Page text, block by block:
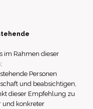
im Rahmen dieser
Personen
und beabsichtigen,
dieser Empfehlung zu
und konkreter